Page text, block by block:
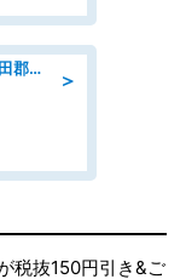
＞
介護職・ヘルパー/デイサービス/額田郡幸田町/JR東海道本線 幸田/愛知県
税抜150円引き&ご